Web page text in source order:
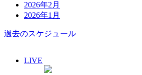
2026年2月
2026年1月
過去のスケジュール
LIVE